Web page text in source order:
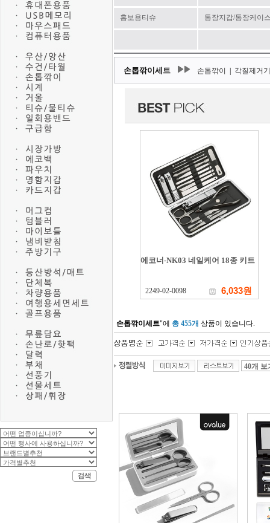
홍보용티슈 통장지갑/통장케이
손톱깎이세트 손톱깎이 각질제거
에코너-NK03 네일케어 18종 키트
2249-02-0098 6,033원
손톱깎이세트"에 총 455개 상품이 있습니다.